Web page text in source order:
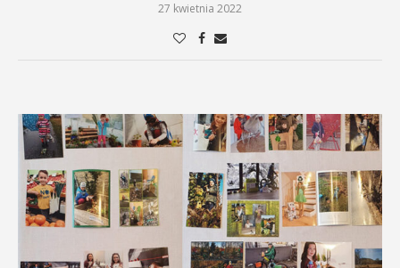
27 kwietnia 2022